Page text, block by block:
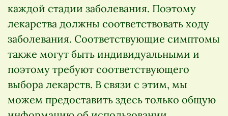
каждой стадии заболевания. Поэтому
лекарства должны соответствовать ходу
заболевания. Соответствующие симптомы
также могут быть индивидуальными и
поэтому требуют соответствующего
выбора лекарств. В связи с этим, мы
можем предоставить здесь только общую